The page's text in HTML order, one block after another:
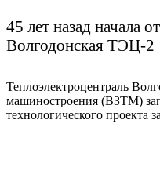
45 лет назад начала
Волгодонская ТЭЦ-2
Теплоэлектроцентраль
машиностроения (ВЗТМ)
технологического проекта